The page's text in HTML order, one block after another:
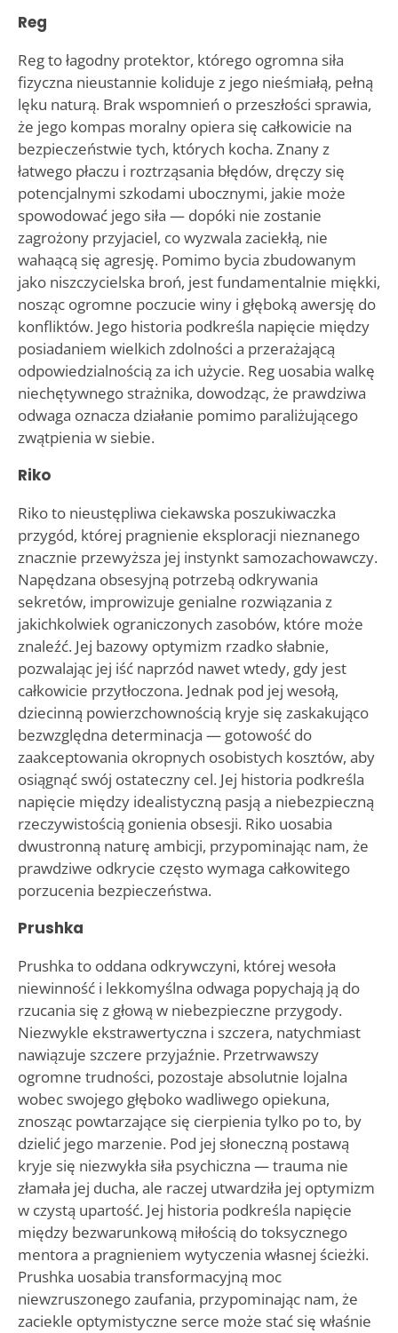
Reg
Reg to łagodny protektor, którego ogromna siła
fizyczna nieustannie koliduje z jego nieśmiałą, pełną
lęku naturą. Brak wspomnień o przeszłości sprawia,
że jego kompas moralny opiera się całkowicie na
bezpieczeństwie tych, których kocha. Znany z
łatwego płaczu i roztrząsania błędów, dręczy się
potencjalnymi szkodami ubocznymi, jakie może
spowodować jego siła — dopóki nie zostanie
zagrożony przyjaciel, co wyzwala zaciekłą, nie
wahaącą się agresję. Pomimo bycia zbudowanym
jako niszczycielska broń, jest fundamentalnie miękki,
nosząc ogromne poczucie winy i głęboką awersję do
konfliktów. Jego historia podkreśla napięcie między
posiadaniem wielkich zdolności a przerażającą
odpowiedzialnością za ich użycie. Reg uosabia walkę
niechętywnego strażnika, dowodząc, że prawdziwa
odwaga oznacza działanie pomimo paraliżującego
zwątpienia w siebie.
Riko
Riko to nieustępliwa ciekawska poszukiwaczka
przygód, której pragnienie eksploracji nieznanego
znacznie przewyższa jej instynkt samozachowawczy.
Napędzana obsesyjną potrzebą odkrywania
sekretów, improwizuje genialne rozwiązania z
jakichkolwiek ograniczonych zasobów, które może
znaleźć. Jej bazowy optymizm rzadko słabnie,
pozwalając jej iść naprzód nawet wtedy, gdy jest
całkowicie przytłoczona. Jednak pod jej wesołą,
dziecinną powierzchownością kryje się zaskakująco
bezwzględna determinacja — gotowość do
zaakceptowania okropnych osobistych kosztów, aby
osiągnąć swój ostateczny cel. Jej historia podkreśla
napięcie między idealistyczną pasją a niebezpieczną
rzeczywistością gonienia obsesji. Riko uosabia
dwustronną naturę ambicji, przypominając nam, że
prawdziwe odkrycie często wymaga całkowitego
porzucenia bezpieczeństwa.
Prushka
Prushka to oddana odkrywczyni, której wesoła
niewinność i lekkomyślna odwaga popychają ją do
rzucania się z głową w niebezpieczne przygody.
Niezwykle ekstrawertyczna i szczera, natychmiast
nawiązuje szczere przyjaźnie. Przetrwawszy
ogromne trudności, pozostaje absolutnie lojalna
wobec swojego głęboko wadliwego opiekuna,
znosząc powtarzające się cierpienia tylko po to, by
dzielić jego marzenie. Pod jej słoneczną postawą
kryje się niezwykła siła psychiczna — trauma nie
złamała jej ducha, ale raczej utwardziła jej optymizm
w czystą upartość. Jej historia podkreśla napięcie
między bezwarunkową miłością do toksycznego
mentora a pragnieniem wytyczenia własnej ścieżki.
Prushka uosabia transformacyjną moc
niewzruszonego zaufania, przypominając nam, że
zaciekle optymistyczne serce może stać się właśnie